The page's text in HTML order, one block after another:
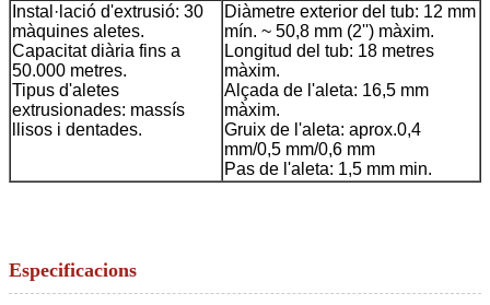
Instal·lació d'extrusió: 30
màquines aletes.
Capacitat diària fins a
50.000 metres.
Tipus d'aletes
extrusionades: massís
llisos i dentades.
Diàmetre exterior del tub: 12 mm
mín. ~ 50,8 mm (2'') màxim.
Longitud del tub: 18 metres
màxim.
Alçada de l'aleta: 16,5 mm
màxim.
Gruix de l'aleta: aprox.0,4
mm/0,5 mm/0,6 mm
Pas de l'aleta: 1,5 mm min.
Especificacions